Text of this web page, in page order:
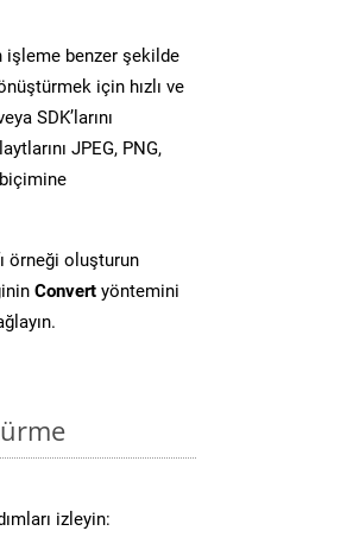
işleme benzer şekilde
için hızlı ve
SDK’larını
JPEG, PNG,
örneği oluşturun
Convert yöntemini
izleyin: